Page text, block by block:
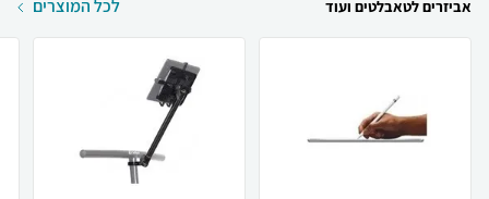
אביזרים לטאבלטים ועוד לכל המוצרים